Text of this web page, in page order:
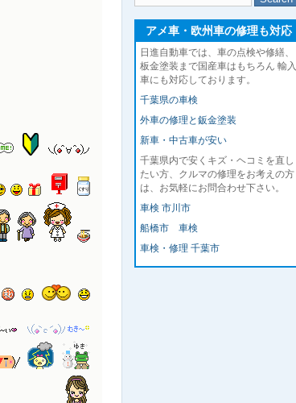
アメ車・欧州車の修理も対応
日進自動車では、車の点検や修繕、
板金塗装まで国産車はもちろん 輸入
車にも対応しております。
千葉県の車検
外車の修理と鈑金塗装
新車・中古車が安い
千葉県内で安くキズ・ヘコミを直し
たい方、クルマの修理をお考えの方
は、お気軽にお問合わせ下さい。
車検 市川市
船橋市 車検
車検・修理 千葉市